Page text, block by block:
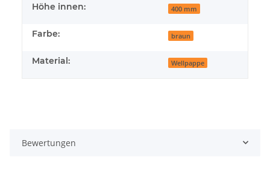
Höhe innen: 400 mm
Farbe: braun
Material: Wellpappe
Bewertungen